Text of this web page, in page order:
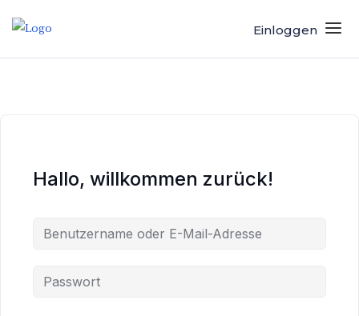
Einloggen
Hallo, willkommen zurück!